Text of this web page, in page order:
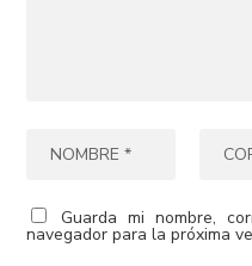
Guarda mi nombre,
navegador para la próxima